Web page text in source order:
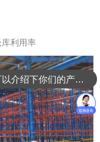
利用率
你们是怎么收费的呢？